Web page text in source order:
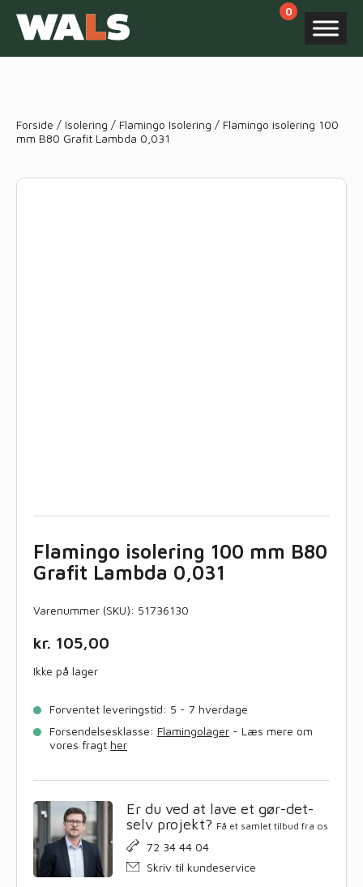
Forside / Isolering / Flamingo Isolering / Flamingo isolering 100
mm B80 Grafit Lambda 0,031
Flamingo isolering 100 mm B80
Grafit Lambda 0,031
Varenummer (SKU): 51736130
kr. 105,00
Ikke på lager
Forventet leveringstid: 5 - 7 hverdage
Forsendelsesklasse: Flamingolager - Læs mere om
vores fragt her
Er du ved at lave et gør-det-
selv projekt? Få et samlet tilbud fra os
72 34 44 04
Skriv til kundeservice